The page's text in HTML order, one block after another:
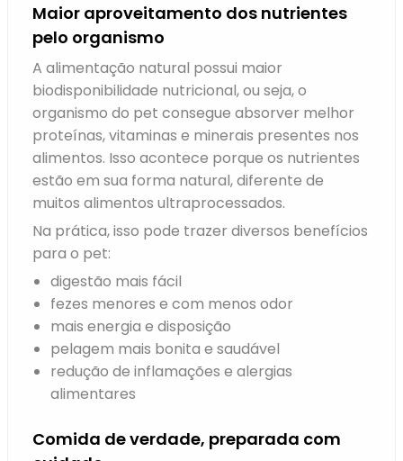
Maior aproveitamento dos nutrientes
pelo organismo
A alimentação natural possui maior
biodisponibilidade nutricional, ou seja, o
organismo do pet consegue absorver melhor
proteínas, vitaminas e minerais presentes nos
alimentos. Isso acontece porque os nutrientes
estão em sua forma natural, diferente de
muitos alimentos ultraprocessados.
Na prática, isso pode trazer diversos benefícios
para o pet:
digestão mais fácil
fezes menores e com menos odor
mais energia e disposição
pelagem mais bonita e saudável
redução de inflamações e alergias
alimentares
Comida de verdade, preparada com